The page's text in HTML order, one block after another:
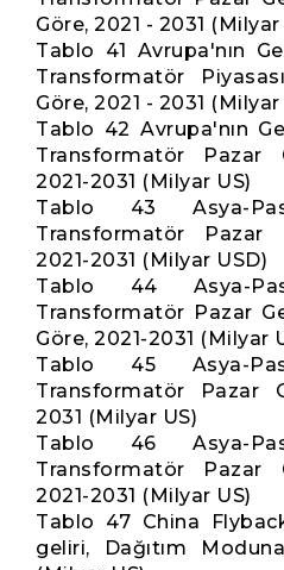
Göre, 2021 - 2031 (Milyar
Tablo 41 Avrupa'nın
Transformatör
Göre, 2021 - 2031 (Milyar
Tablo 42 Avrupa'nın
Transformatör Pazar
2021-2031 (Milyar US)
Tablo 43 Asya-
Transformatör Pazar
2021-2031 (Milyar USD)
Tablo 44 Asya-
Transformatör Pazar
Göre, 2021-2031 (Milyar
Tablo 45 Asya-
Transformatör Pazar
2031 (Milyar US)
Tablo 46 Asya-
Transformatör Pazar
2021-2031 (Milyar US)
Tablo 47 China
geliri, Dağıtım